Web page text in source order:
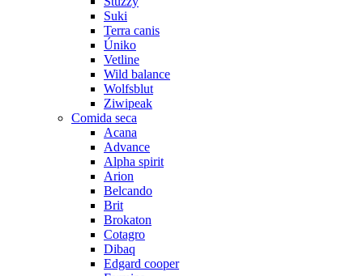
Suki
Terra canis
Úniko
Vetline
Wild balance
Wolfsblut
Ziwipeak
Comida seca
Acana
Advance
Alpha spirit
Arion
Belcando
Brit
Brokaton
Cotagro
Dibaq
Edgard cooper